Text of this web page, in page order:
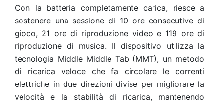
Con la batteria completamente carica, riesce a
sostenere una sessione di 10 ore consecutive di
gioco, 21 ore di riproduzione video e 119 ore di
riproduzione di musica. Il dispositivo utilizza la
tecnologia Middle Middle Tab (MMT), un metodo
di ricarica veloce che fa circolare le correnti
elettriche in due direzioni divise per migliorare la
velocità e la stabilità di ricarica, mantenendo